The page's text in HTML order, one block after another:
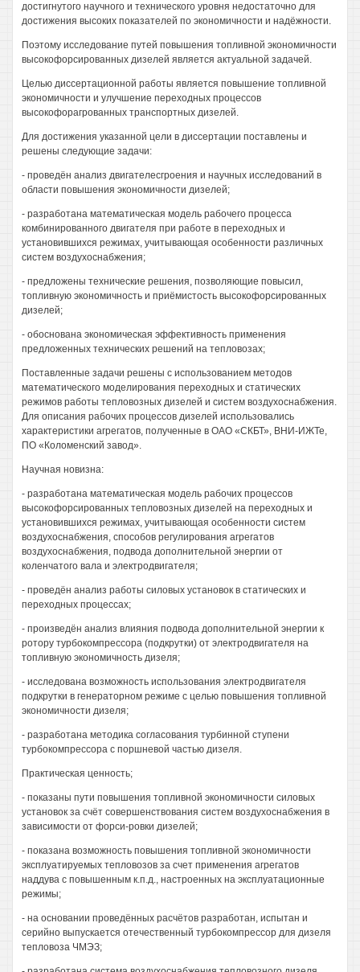
достигнутого научного и технического уровня недостаточно для
достижения высоких показателей по экономичности и надёжности.
Поэтому исследование путей повышения топливной экономичности
высокофорсированных дизелей является актуальной задачей.
Целью диссертационной работы является повышение топливной
экономичности и улучшение переходных процессов
высокофорагрованных транспортных дизелей.
Для достижения указанной цели в диссертации поставлены и
решены следующие задачи:
- проведён анализ двигателесгроения и научных исследований в
области повышения экономичности дизелей;
- разработана математическая модель рабочего процесса
комбинированного двигателя при работе в переходных и
установившихся режимах, учитывающая особенности различных
систем воздухоснабжения;
- предложены технические решения, позволяющие повысил,
топливную экономичность и приёмистость высокофорсированных
дизелей;
- обоснована экономическая эффективность применения
предложенных технических решений на тепловозах;
Поставленные задачи решены с использованием методов
математического моделирования переходных и статических
режимов работы тепловозных дизелей и систем воздухоснабжения.
Для описания рабочих процессов дизелей использовались
характеристики агрегатов, полученные в ОАО «СКБТ», ВНИ-ИЖТе,
ПО «Коломенский завод».
Научная новизна:
- разработана математическая модель рабочих процессов
высокофорсированных тепловозных дизелей на переходных и
установившихся режимах, учитывающая особенности систем
воздухоснабжения, способов регулирования агрегатов
воздухоснабжения, подвода дополнительной энергии от
коленчатого вала и электродвигателя;
- проведён анализ работы силовых установок в статических и
переходных процессах;
- произведён анализ влияния подвода дополнительной энергии к
ротору турбокомпрессора (подкрутки) от электродвигателя на
топливную экономичность дизеля;
- исследована возможность использования электродвигателя
подкрутки в генераторном режиме с целью повышения топливной
экономичности дизеля;
- разработана методика согласования турбинной ступени
турбокомпрессора с поршневой частью дизеля.
Практическая ценность;
- показаны пути повышения топливной экономичности силовых
установок за счёт совершенствования систем воздухоснабжения в
зависимости от форси-ровки дизелей;
- показана возможность повышения топливной экономичности
эксплуатируемых тепловозов за счет применения агрегатов
наддува с повышенным к.п.д., настроенных на эксплуатационные
режимы;
- на основании проведённых расчётов разработан, испытан и
серийно выпускается отечественный турбокомпрессор для дизеля
тепловоза ЧМЭЗ;